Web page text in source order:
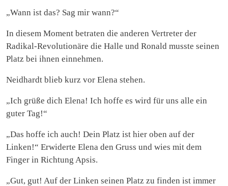
„Wann ist das? Sag mir wann?“
In diesem Moment betraten die anderen Vertreter der
Radikal-Revolutionäre die Halle und Ronald musste seinen
Platz bei ihnen einnehmen.
Neidhardt blieb kurz vor Elena stehen.
„Ich grüße dich Elena! Ich hoffe es wird für uns alle ein
guter Tag!“
„Das hoffe ich auch! Dein Platz ist hier oben auf der
Linken!“ Erwiderte Elena den Gruss und wies mit dem
Finger in Richtung Apsis.
„Gut, gut! Auf der Linken seinen Platz zu finden ist immer